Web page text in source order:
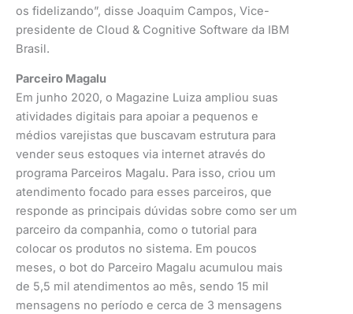
os fidelizando”, disse Joaquim Campos, Vice-
presidente de Cloud & Cognitive Software da IBM
Brasil.
Parceiro Magalu
Em junho 2020, o Magazine Luiza ampliou suas
atividades digitais para apoiar a pequenos e
médios varejistas que buscavam estrutura para
vender seus estoques via internet através do
programa Parceiros Magalu. Para isso, criou um
atendimento focado para esses parceiros, que
responde as principais dúvidas sobre como ser um
parceiro da companhia, como o tutorial para
colocar os produtos no sistema. Em poucos
meses, o bot do Parceiro Magalu acumulou mais
de 5,5 mil atendimentos ao mês, sendo 15 mil
mensagens no período e cerca de 3 mensagens